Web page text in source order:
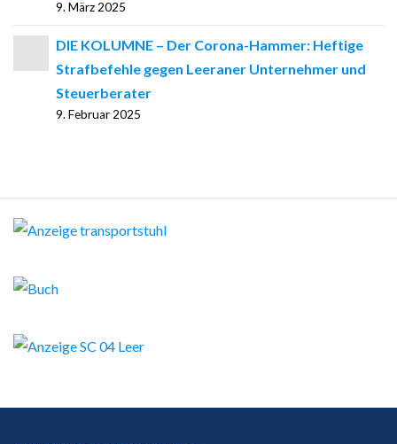
9. März 2025
DIE KOLUMNE – Der Corona-Hammer: Heftige
Strafbefehle gegen Leeraner Unternehmer und
Steuerberater
9. Februar 2025